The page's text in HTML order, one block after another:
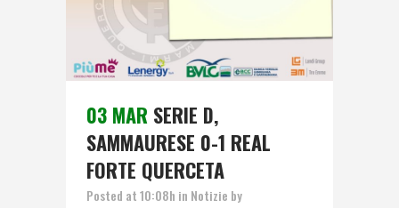
03 MAR SERIE D,
SAMMAURESE 0-1 REAL
FORTE QUERCETA
Posted at 10:08h in Notizie by